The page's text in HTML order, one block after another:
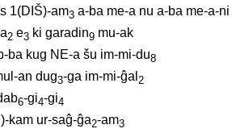
1(DIŠ)-am3 a-ba me-a nu a-ba me-a-ni
2 e3 ki garadin9 mu-ak
ba kug NE-a šu im-mi-du8
an dug3-ga im-mi-ĝal 2
6-gi4-gi4
kam ur-saĝ-ĝa2-am3